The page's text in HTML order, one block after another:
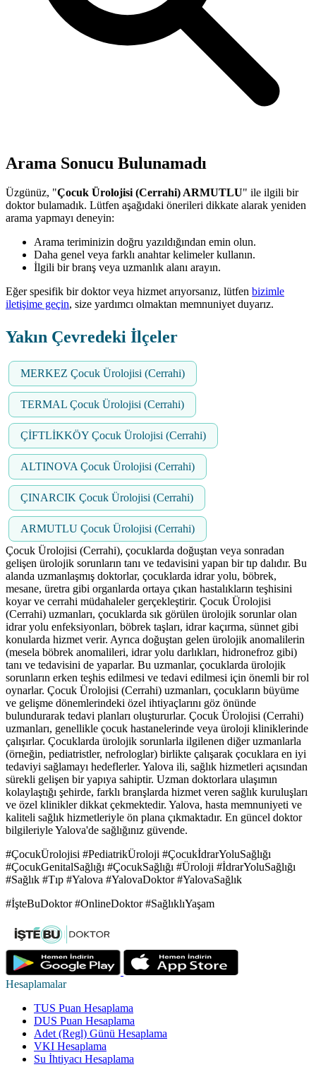
Arama Sonucu Bulunamadı
Üzgünüz, "Çocuk Ürolojisi (Cerrahi) ARMUTLU" ile ilgili bir
doktor bulamadık. Lütfen aşağıdaki önerileri dikkate alarak yeniden
arama yapmayı deneyin:
Arama teriminizin doğru yazıldığından emin olun.
Daha genel veya farklı anahtar kelimeler kullanın.
İlgili bir branş veya uzmanlık alanı arayın.
Eğer spesifik bir doktor veya hizmet arıyorsanız, lütfen bizimle
iletişime geçin, size yardımcı olmaktan memnuniyet duyarız.
Yakın Çevredeki İlçeler
MERKEZ Çocuk Ürolojisi (Cerrahi)
TERMAL Çocuk Ürolojisi (Cerrahi)
ÇİFTLİKKÖY Çocuk Ürolojisi (Cerrahi)
ALTINOVA Çocuk Ürolojisi (Cerrahi)
ÇINARCIK Çocuk Ürolojisi (Cerrahi)
ARMUTLU Çocuk Ürolojisi (Cerrahi)
Çocuk Ürolojisi (Cerrahi), çocuklarda doğuştan veya sonradan
gelişen ürolojik sorunların tanı ve tedavisini yapan bir tıp dalıdır. Bu
alanda uzmanlaşmış doktorlar, çocuklarda idrar yolu, böbrek,
mesane, üretra gibi organlarda ortaya çıkan hastalıkların teşhisini
koyar ve cerrahi müdahaleler gerçekleştirir. Çocuk Ürolojisi
(Cerrahi) uzmanları, çocuklarda sık görülen ürolojik sorunlar olan
idrar yolu enfeksiyonları, böbrek taşları, idrar kaçırma, sünnet gibi
konularda hizmet verir. Ayrıca doğuştan gelen ürolojik anomalilerin
(mesela böbrek anomalileri, idrar yolu darlıkları, hidronefroz gibi)
tanı ve tedavisini de yaparlar. Bu uzmanlar, çocuklarda ürolojik
sorunların erken teşhis edilmesi ve tedavi edilmesi için önemli bir rol
oynarlar. Çocuk Ürolojisi (Cerrahi) uzmanları, çocukların büyüme
ve gelişme dönemlerindeki özel ihtiyaçlarını göz önünde
bulundurarak tedavi planları oluştururlar. Çocuk Ürolojisi (Cerrahi)
uzmanları, genellikle çocuk hastanelerinde veya üroloji kliniklerinde
çalışırlar. Çocuklarda ürolojik sorunlarla ilgilenen diğer uzmanlarla
(örneğin, pediatristler, nefrologlar) birlikte çalışarak çocuklara en iyi
tedaviyi sağlamayı hedeflerler. Yalova ili, sağlık hizmetleri açısından
sürekli gelişen bir yapıya sahiptir. Uzman doktorlara ulaşımın
kolaylaştığı şehirde, farklı branşlarda hizmet veren sağlık kuruluşları
ve özel klinikler dikkat çekmektedir. Yalova, hasta memnuniyeti ve
kaliteli sağlık hizmetleriyle ön plana çıkmaktadır. En güncel doktor
bilgileriyle Yalova'de sağlığınız güvende.
#ÇocukÜrolojisi #PediatrikÜroloji #ÇocukİdrarYoluSağlığı
#ÇocukGenitalSağlığı #ÇocukSağlığı #Üroloji #İdrarYoluSağlığı
#Sağlık #Tıp #Yalova #YalovaDoktor #YalovaSağlık
#İşteBuDoktor #OnlineDoktor #SağlıklıYaşam
Hesaplamalar
TUS Puan Hesaplama
DUS Puan Hesaplama
Adet (Regl) Günü Hesaplama
VKI Hesaplama
Su İhtiyacı Hesaplama